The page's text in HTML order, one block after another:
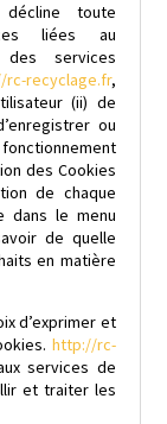
décline toute
liées au
services
rc-recyclage.fr,
(ii) de
ou
des Cookies
de chaque
dans le menu
de quelle
en matière
d’exprimer et
http://rc-
services de
et traiter les